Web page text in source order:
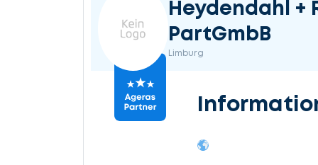
Heydendahl +
PartGmbB
Limburg